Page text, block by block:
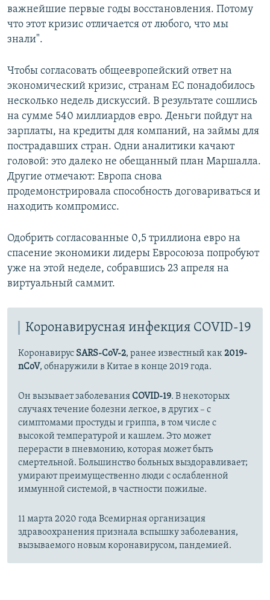
важнейшие первые годы восстановления. Потому
что этот кризис отличается от любого, что мы
знали".
Чтобы согласовать общеевропейский ответ на
экономический кризис, странам ЕС понадобилось
несколько недель дискуссий. В результате сошлись
на сумме 540 миллиардов евро. Деньги пойдут на
зарплаты, на кредиты для компаний, на займы для
пострадавших стран. Одни аналитики качают
головой: это далеко не обещанный план Маршалла.
Другие отмечают: Европа снова
продемонстрировала способность договариваться и
находить компромисс.
Одобрить согласованные 0,5 триллиона евро на
спасение экономики лидеры Евросоюза попробуют
уже на этой неделе, собравшись 23 апреля на
виртуальный саммит.
Коронавирусная инфекция COVID-19
Коронавирус SARS-CoV-2, ранее известный как2019-
nCoV, обнаружили в Китае в конце 2019 года.
Он вызывает заболеванияCOVID-19. В некоторых
случаях течение болезни легкое, в других – с
симптомами простуды и гриппа, в том числе с
высокой температурой и кашлем. Это может
перерасти в пневмонию, которая может быть
смертельной. Большинство больных выздоравливает;
умирают преимущественно люди с ослабленной
иммунной системой, в частности пожилые.
11 марта 2020 года Всемирная организация
здравоохранения признала вспышку заболевания,
вызываемого новым коронавирусом, пандемией.